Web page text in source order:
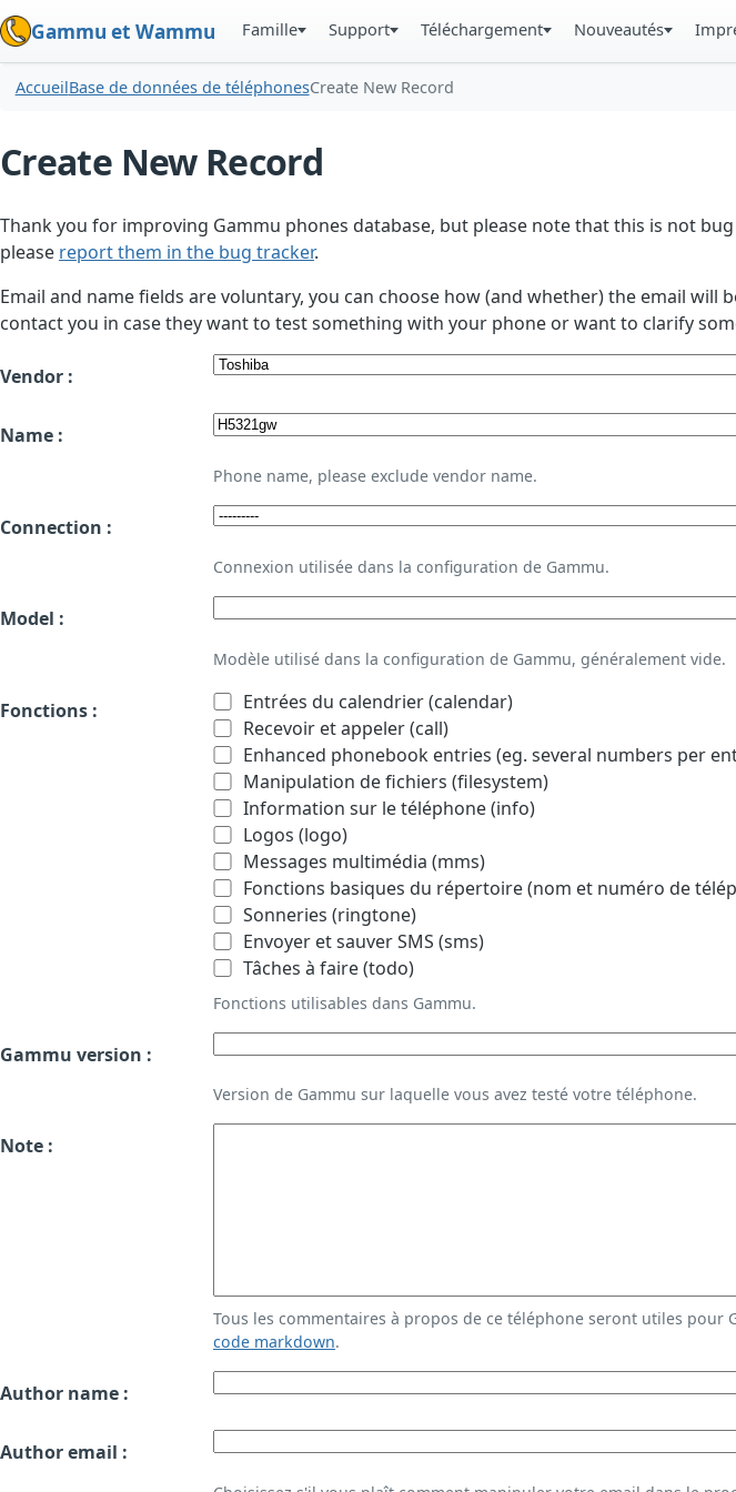
Gammu et Wammu Famille Support Téléchargement Nouveautés
AccueilBase de données de téléphonesCreate New Record
Create New Record
Thank you for improving Gammu phones database, but please note that this is not
please report them in the bug tracker.
Email and name fields are voluntary, you can choose how (and whether) the email will
contact you in case they want to test something with your phone or want to clarify
Vendor :
Name :
Phone name, please exclude vendor name.
Connection :
Connexion utilisée dans la configuration de Gammu.
Model :
Modèle utilisé dans la configuration de Gammu, généralement vide.
Fonctions :
Entrées du calendrier (calendar)
Recevoir et appeler (call)
Enhanced phonebook entries (eg. several numbers per
Manipulation de fichiers (filesystem)
Information sur le téléphone (info)
Logos (logo)
Messages multimédia (mms)
Fonctions basiques du répertoire (nom et numéro de
Sonneries (ringtone)
Envoyer et sauver SMS (sms)
Tâches à faire (todo)
Fonctions utilisables dans Gammu.
Gammu version :
Version de Gammu sur laquelle vous avez testé votre téléphone.
Note :
Tous les commentaires à propos de ce téléphone seront utiles pour
code markdown.
Author name :
Author email :